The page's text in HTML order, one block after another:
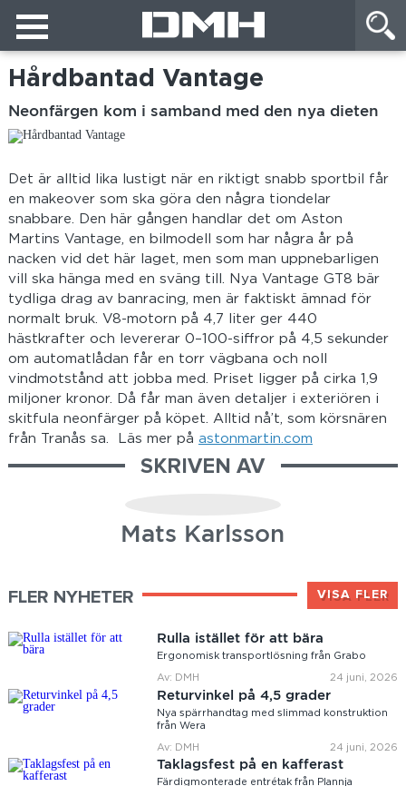
Hårdbantad Vantage
Neonfärgen kom i samband med den nya dieten
Det är alltid lika lustigt när en riktigt snabb sportbil får
en makeover som ska göra den några tiondelar
snabbare. Den här gången handlar det om Aston
Martins Vantage, en bilmodell som har några år på
nacken vid det här laget, men som man uppnebarligen
vill ska hänga med en sväng till. Nya Vantage GT8 bär
tydliga drag av banracing, men är faktiskt ämnad för
normalt bruk. V8-motorn på 4,7 liter ger 440
hästkrafter och levererar 0–100-siffror på 4,5 sekunder
om automatlådan får en torr vägbana och noll
vindmotstånd att jobba med. Priset ligger på cirka 1,9
miljoner kronor. Då får man även detaljer i exteriören i
skitfula neonfärger på köpet. Alltid nå’t, som körsnären
från Tranås sa. Läs mer på astonmartin.com
SKRIVEN AV
Mats Karlsson
FLER NYHETER VISA FLER
Rulla istället för att bära
Ergonomisk transportlösning från Grabo
Av: DMH 24 juni, 2026
Returvinkel på 4,5 grader
Nya spärrhandtag med slimmad konstruktion
från Wera
Av: DMH 24 juni, 2026
Taklagsfest på en kafferast
Färdigmonterade entrétak från Plannja